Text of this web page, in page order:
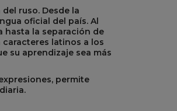
ruso. Desde la
oficial del país. Al
hasta la separación de
caracteres latinos a los
su aprendizaje sea más
permite